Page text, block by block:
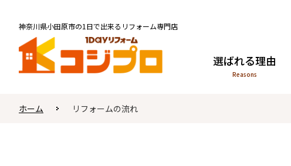
神奈川県小田原市の1日で出来るリフォーム専門店
選ばれる理由
Reasons
ホーム リフォームの流れ